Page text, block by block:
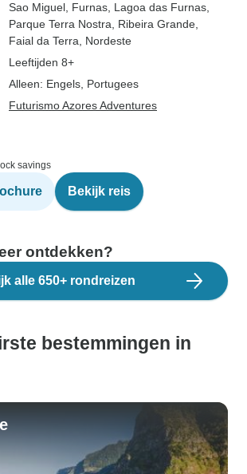
Sao Miguel , Furnas , Lagoa das Furnas
Parque Terra Nostra , Ribeira Grande
Faial da Terra , Nordeste
Leeftijden 8+
Alleen: Engels, Portugees
Futurismo Azores Adventures
savings
Bekijk reis
ontdekken?
alle 650+ rondreizen
bestemmingen in